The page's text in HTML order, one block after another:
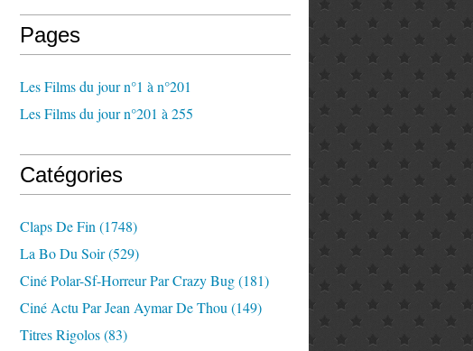
Pages
Les Films du jour n°1 à n°201
Les Films du jour n°201 à 255
Catégories
Claps De Fin (1748)
La Bo Du Soir(529)
Ciné Polar-Sf-Horreur Par Crazy Bug(181)
Ciné Actu Par Jean Aymar De Thou (149)
Titres Rigolos(83)